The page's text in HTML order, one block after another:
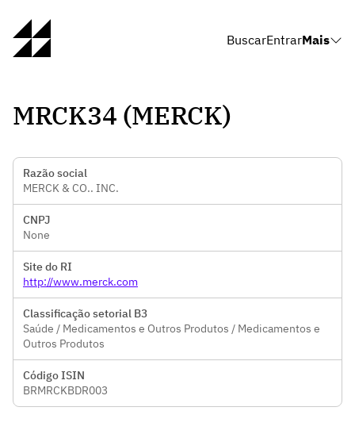
BuscarEntrarMais
MRCK34 (MERCK)
Razão social
MERCK & CO.. INC.
CNPJ
None
Site do RI
http://www.merck.com
Classificação setorial B3
Saúde / Medicamentos e Outros Produtos / Medicamentos e
Outros Produtos
Código ISIN
BRMRCKBDR003